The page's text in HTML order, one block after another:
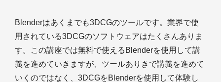
Blenderはあくまでも3DCGのツールです。業界で使
用されている3DCGのソフトウェアはたくさんありま
す。この講座では無料で使えるBlenderを使用して講
義を進めていきますが、ツールありきで講義を進めて
いくのではなく、3DCGをBlenderを使用して体験し